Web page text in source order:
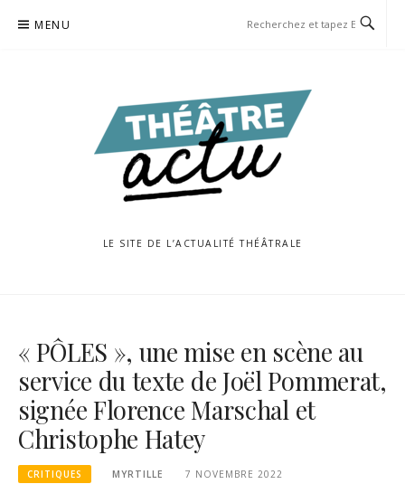
MENU
LE SITE DE L’ACTUALITÉ THÉÂTRALE
« PÔLES », une mise en scène au
service du texte de Joël Pommerat,
signée Florence Marschal et
Christophe Hatey
CRITIQUES MYRTILLE 7 NOVEMBRE 2022